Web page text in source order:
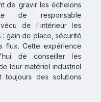
de gravir les échelons
de responsable
de l'intérieur les
gain de place, sécurité
flux. Cette expérience
de conseiller les
leur matériel industriel
toujours des solutions